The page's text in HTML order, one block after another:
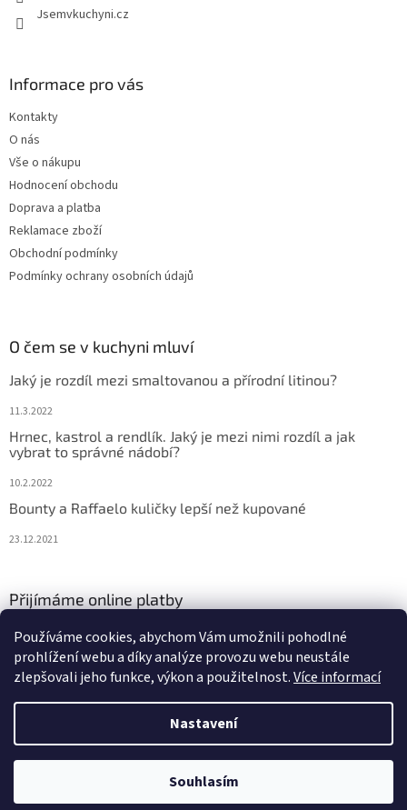
Používáme cookies, abychom Vám umožnili pohodlné
prohlížení webu a díky analýze provozu webu neustále
zlepšovali jeho funkce, výkon a použitelnost.Více informací
Nastavení
Souhlasím
Jsemvkuchyni.cz
Informace pro vás
Kontakty
O nás
Vše o nákupu
Hodnocení obchodu
Doprava a platba
Reklamace zboží
Obchodní podmínky
Podmínky ochrany osobních údajů
O čem se v kuchyni mluví
Jaký je rozdíl mezi smaltovanou a přírodní litinou?
11.3.2022
Hrnec, kastrol a rendlík. Jaký je mezi nimi rozdíl a jak
vybrat to správné nádobí?
10.2.2022
Bounty a Raffaelo kuličky lepší než kupované
23.12.2021
Přijímáme online platby
Vytvořil Shoptet
Jsem v kuchyni. Všechna práva vyhrazena.